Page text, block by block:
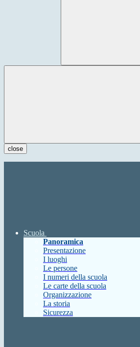
close
Scuola
Panoramica
Presentazione
I luoghi
Le persone
I numeri della scuola
Le carte della scuola
Organizzazione
La storia
Sicurezza